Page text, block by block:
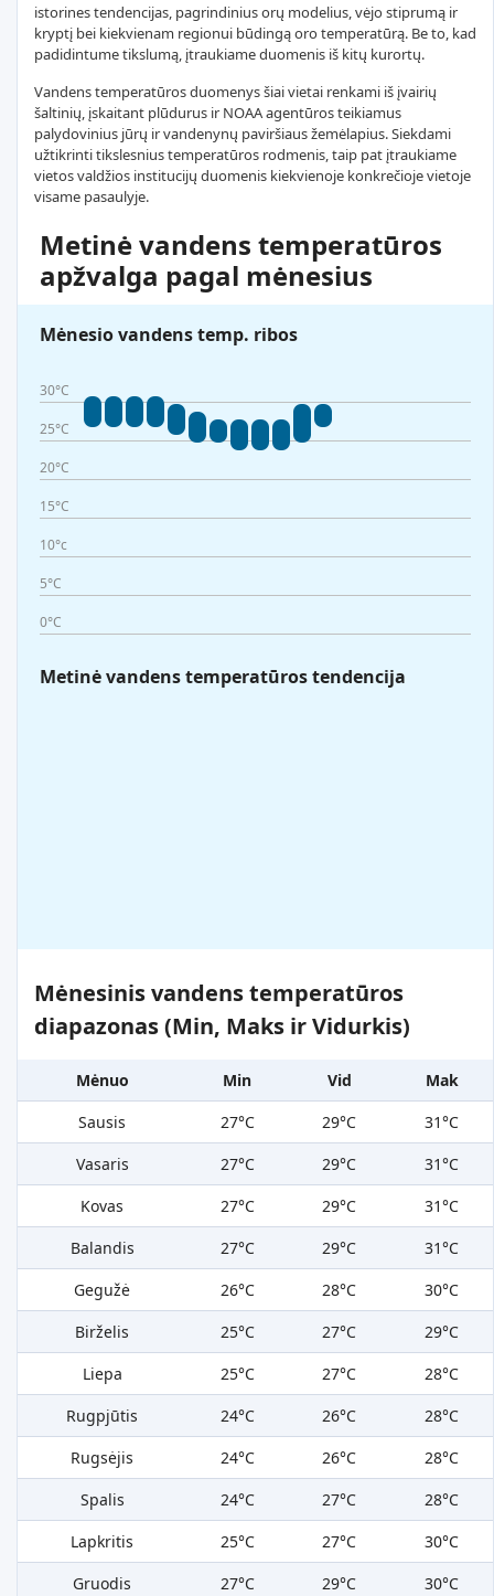
istorines tendencijas, pagrindinius orų modelius, vėjo stiprumą ir
kryptį bei kiekvienam regionui būdingą oro temperatūrą. Be to, kad
padidintume tikslumą, įtraukiame duomenis iš kitų kurortų.
Vandens temperatūros duomenys šiai vietai renkami iš įvairių
šaltinių, įskaitant plūdurus ir NOAA agentūros teikiamus
palydovinius jūrų ir vandenynų paviršiaus žemėlapius. Siekdami
užtikrinti tikslesnius temperatūros rodmenis, taip pat įtraukiame
vietos valdžios institucijų duomenis kiekvienoje konkrečioje vietoje
visame pasaulyje.
Metinė vandens temperatūros
apžvalga pagal mėnesius
Mėnesio vandens temp. ribos
30°C
25°C
20°C
15°C
10°c
5°C
0°C
Metinė vandens temperatūros tendencija
Mėnesinis vandens temperatūros
diapazonas (Min, Maks ir Vidurkis)
Mėnuo Min Vid
Mak
Sausis
27°C 29°C
31°C
Vasaris
27°C 29°C
31°C
Kovas
27°C 29°C
31°C
Balandis
27°C 29°C
31°C
Gegužė
26°C 28°C
30°C
Birželis
25°C 27°C
29°C
Liepa
25°C 27°C
28°C
Rugpjūtis
24°C 26°C
28°C
Rugsėjis
24°C 26°C
28°C
Spalis
24°C 27°C
28°C
Lapkritis
25°C 27°C
30°C
Gruodis
27°C 29°C 30°C